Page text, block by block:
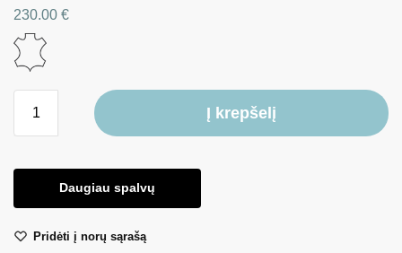
230.00 €
Į krepšelį
Daugiau spalvų
Pridėti į norų sąrašą